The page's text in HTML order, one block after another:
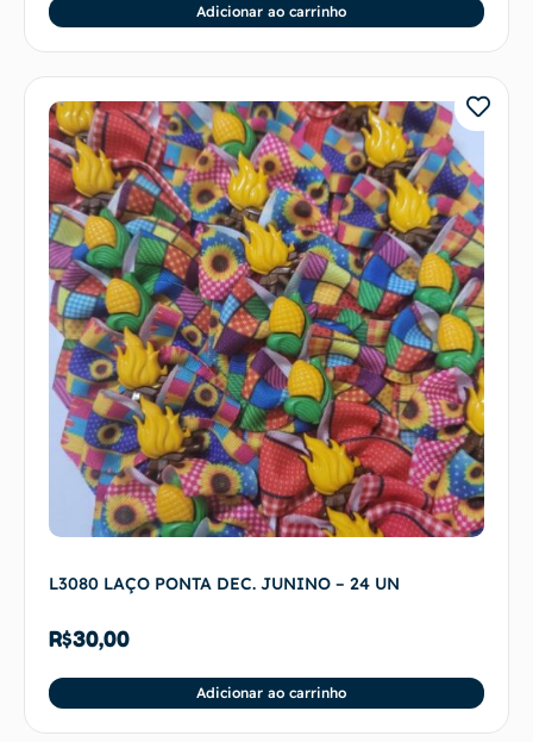
Adicionar ao carrinho
L3080 LAÇO PONTA DEC. JUNINO – 24 UN
R$30,00
Adicionar ao carrinho